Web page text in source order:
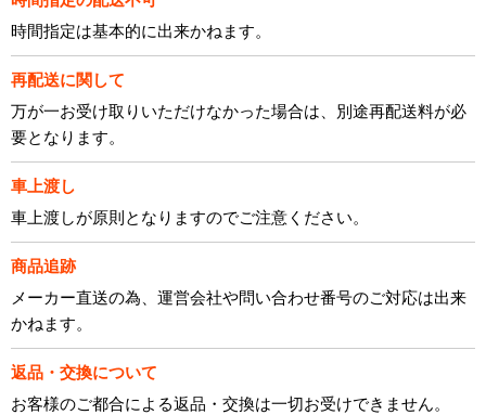
時間指定は基本的に出来かねます。
再配送に関して
万が一お受け取りいただけなかった場合は、別途再配送料が必
要となります。
車上渡し
車上渡しが原則となりますのでご注意ください。
商品追跡
メーカー直送の為、運営会社や問い合わせ番号のご対応は出来
かねます。
返品・交換について
お客様のご都合による返品・交換は一切お受けできません。